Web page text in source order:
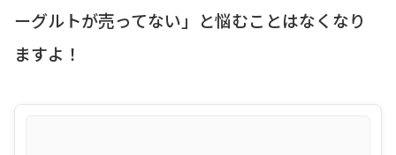
ーグルトが売ってない」と悩むことはなくなり
ますよ！